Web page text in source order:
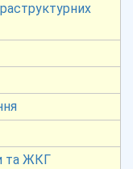
та ЖКГ